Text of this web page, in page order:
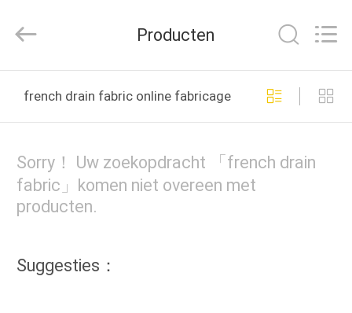
HUIS
ONGEVEER
ONS
FABRIEKSREIS
Technology
All
Reserved.
Producten
french drain fabric online fabricage
Sorry！ Uw zoekopdracht 「french drain
fabric」komen niet overeen met
producten.
Suggesties：